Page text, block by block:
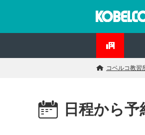
コベルコ教習
日程から予